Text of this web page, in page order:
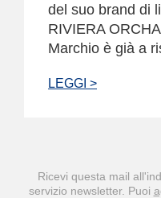
del suo brand di
RIVIERA
Marchio è già a
LEGGI >
Ricevi questa mail
servizio newsletter. Puoi